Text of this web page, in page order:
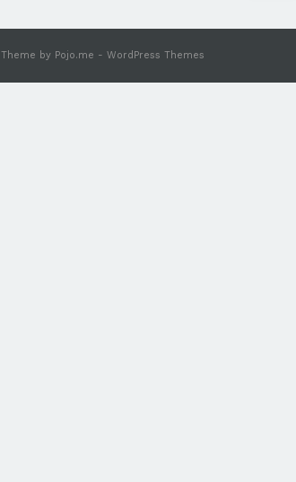
Theme by Pojo.me - WordPress Themes